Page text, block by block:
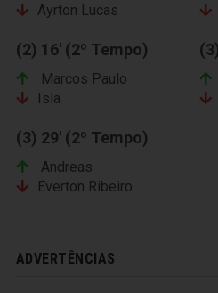
Ayrton Lucas
(2) 16' (2º Tempo)
Marcos Paulo
Isla
(3) 29' (2º Tempo)
Andreas
Everton Ribeiro
ADVERTÊNCIAS